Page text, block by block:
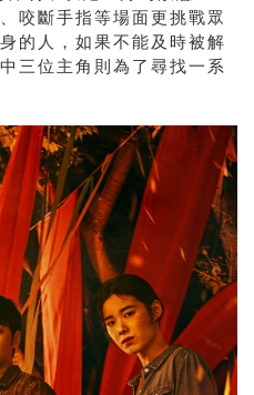
咬斷手指等場面更挑戰眾
的人，如果不能及時被解
三位主角則為了尋找一系